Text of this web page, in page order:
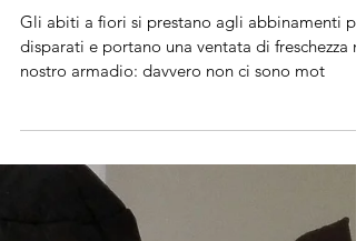
Abiti a fiori
Gli abiti a fiori si prestano agli abbinamenti
nostro armadio: davvero non ci sono mot